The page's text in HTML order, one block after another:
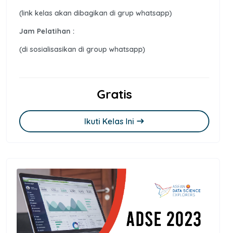
(link kelas akan dibagikan di grup whatsapp)
Jam Pelatihan :
(di sosialisasikan di group whatsapp)
Gratis
Ikuti Kelas Ini east